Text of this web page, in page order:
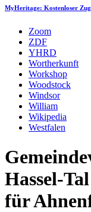
MyHeritage: Kostenloser
Zoom
ZDF
YHRD
Wortherkunft
Workshop
Woodstock
Windsor
William
Wikipedia
Westfalen
Hassel-
für